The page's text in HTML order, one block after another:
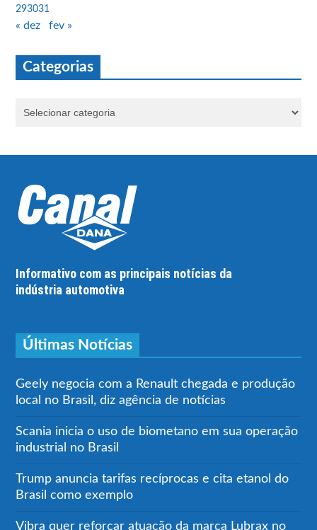
293031
« dez fev »
Categorias
Informativo com as principais notícias da
indústria automotiva
Últimas Notícias
Geely negocia com a Renault chegada e produção
local no Brasil, diz agência de notícias
Scania inicia o uso de biometano em sua operação
industrial no Brasil
Trump anuncia tarifas recíprocas e cita etanol do
Brasil como exemplo
Vibra quer reforçar atuação da marca Lubrax no